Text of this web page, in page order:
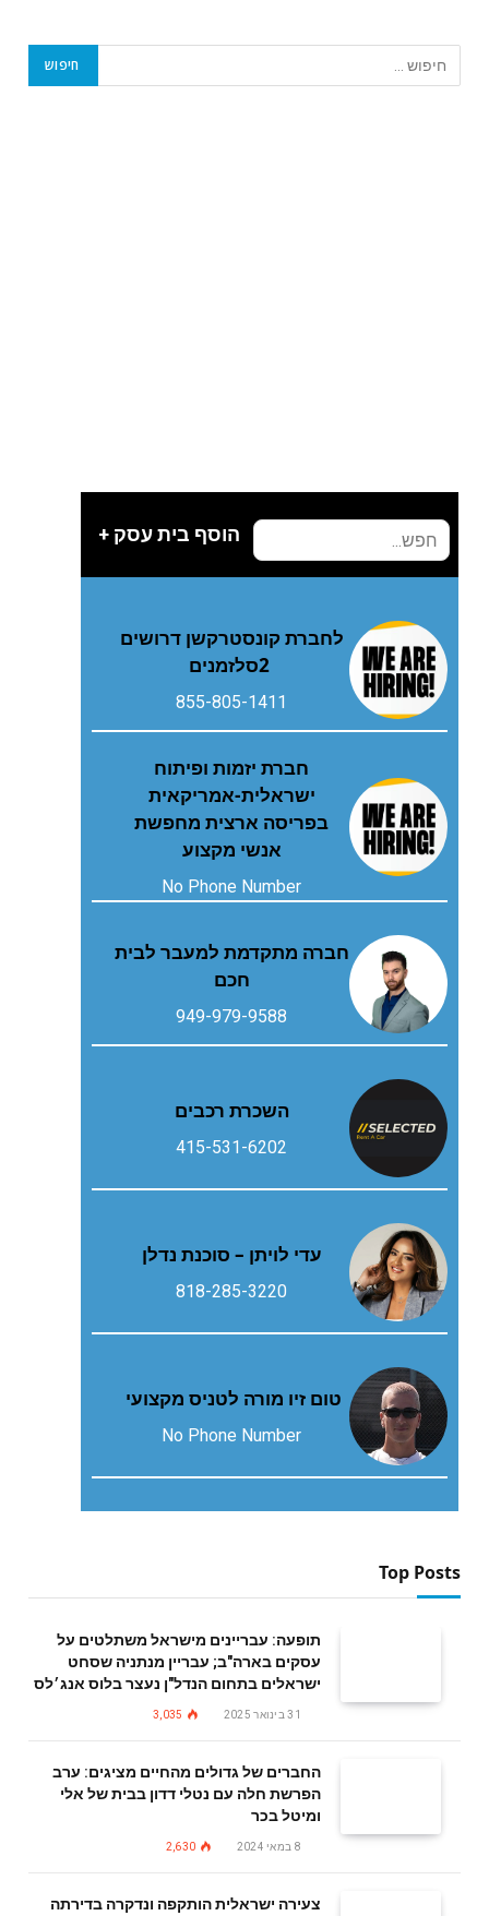
הוסף בית עסק +
‬2‭ ‬סלזמנים
855-805-1411
חברת יזמות ופיתוח
ישראלית-אמריקאית
בפריסה ארצית מחפשת
אנשי מקצוע
No Phone Number
חברה מתקדמת למעבר לבית
חכם
949-979-9588
השכרת רכבים
415-531-6202
עדי לויתן – סוכנת נדלן
818-285-3220
טום זיו מורה לטניס מקצועי
No Phone Number
Top Posts
תופעה: עבריינים מישראל משתלטים על
עסקים בארה"ב; עבריין מנתניה שסחט
ישראלים בתחום הנדל"ן נעצר בלוס אנג׳לס
31 בינואר 2025 3,035
החברים של גדולים מהחיים מציגים: ערב
הפרשת חלה עם נטלי דדון בבית של אלי
ומיטל בכר
8 במאי 2024 2,630
צעירה ישראלית הותקפה ונדקרה בדירתה